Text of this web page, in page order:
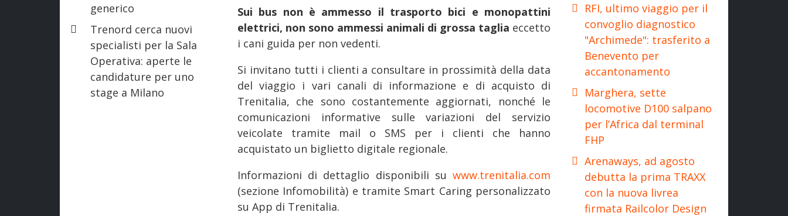
generico
Trenord cerca nuovi
specialisti per la Sala
Operativa: aperte le
candidature per uno
stage a Milano
Sui bus non è ammesso il trasporto bici e monopattini
elettrici, non sono ammessi animali di grossa taglia eccetto
i cani guida per non vedenti.
Si invitano tutti i clienti a consultare in prossimità della data
del viaggio i vari canali di informazione e di acquisto di
Trenitalia, che sono costantemente aggiornati, nonché le
comunicazioni informative sulle variazioni del servizio
veicolate tramite mail o SMS per i clienti che hanno
acquistato un biglietto digitale regionale.
Informazioni di dettaglio disponibili su www.trenitalia.com
(sezione Infomobilità) e tramite Smart Caring personalizzato
su App di Trenitalia.
RFI, ultimo viaggio per il
convoglio diagnostico
"Archimede": trasferito a
Benevento per
accantonamento
Marghera, sette
locomotive D100 salpano
per l’Africa dal terminal
FHP
Arenaways, ad agosto
debutta la prima TRAXX
con la nuova livrea
firmata Railcolor Design